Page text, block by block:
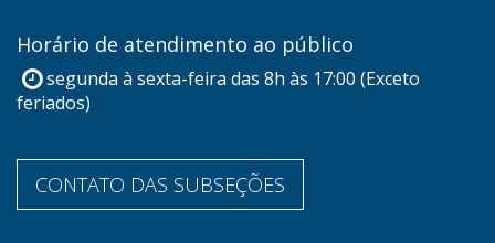
Horário de atendimento ao público
segunda à sexta-feira das 8h às 17:00 (Exceto
feriados)
CONTATO DAS SUBSEÇÕES